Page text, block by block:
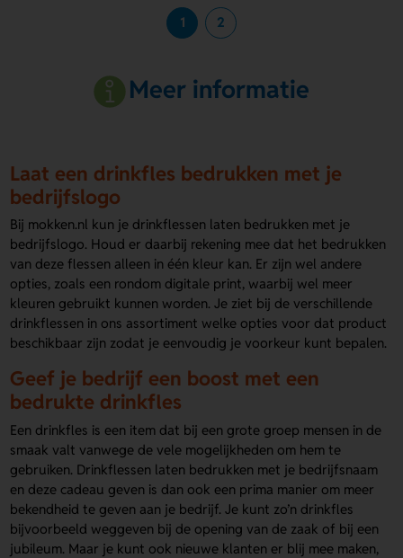
1 2
Meer informatie
Laat een drinkfles bedrukken met je
bedrijfslogo
Bij mokken.nl kun je drinkflessen laten bedrukken met je
bedrijfslogo. Houd er daarbij rekening mee dat het bedrukken
van deze flessen alleen in één kleur kan. Er zijn wel andere
opties, zoals een rondom digitale print, waarbij wel meer
kleuren gebruikt kunnen worden. Je ziet bij de verschillende
drinkflessen in ons assortiment welke opties voor dat product
beschikbaar zijn zodat je eenvoudig je voorkeur kunt bepalen.
Geef je bedrijf een boost met een
bedrukte drinkfles
Een drinkfles is een item dat bij een grote groep mensen in de
smaak valt vanwege de vele mogelijkheden om hem te
gebruiken. Drinkflessen laten bedrukken met je bedrijfsnaam
en deze cadeau geven is dan ook een prima manier om meer
bekendheid te geven aan je bedrijf. Je kunt zo’n drinkfles
bijvoorbeeld weggeven bij de opening van de zaak of bij een
jubileum. Maar je kunt ook nieuwe klanten er blij mee maken,